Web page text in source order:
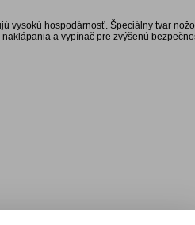
vysokú hospodárnosť. Špeciálny tvar
a vypínač pre zvýšenú